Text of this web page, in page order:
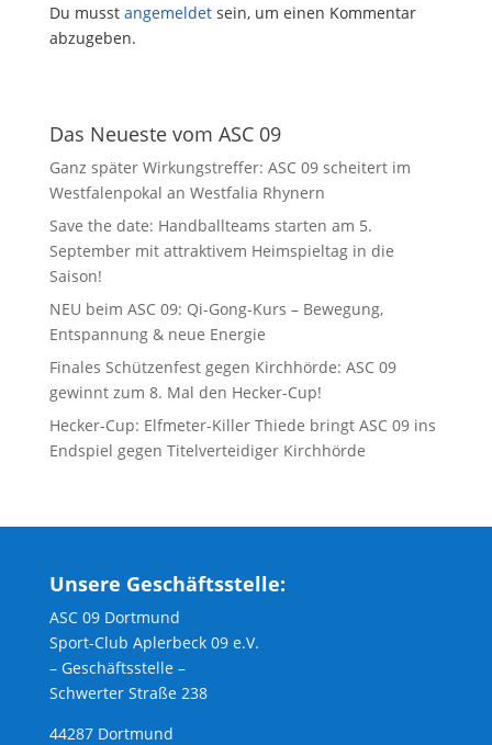
Du musst angemeldetsein, um einen Kommentar
abzugeben.
Das Neueste vom ASC 09
Ganz später Wirkungstreffer: ASC 09 scheitert im
Westfalenpokal an Westfalia Rhynern
Save the date: Handballteams starten am 5.
September mit attraktivem Heimspieltag in die
Saison!
NEU beim ASC 09: Qi-Gong-Kurs – Bewegung,
Entspannung & neue Energie
Finales Schützenfest gegen Kirchhörde: ASC 09
gewinnt zum 8. Mal den Hecker-Cup!
Hecker-Cup: Elfmeter-Killer Thiede bringt ASC 09 ins
Endspiel gegen Titelverteidiger Kirchhörde
Unsere Geschäftsstelle:
ASC 09 Dortmund
Sport-Club Aplerbeck 09 e.V.
– Geschäftsstelle –
Schwerter Straße 238
44287 Dortmund